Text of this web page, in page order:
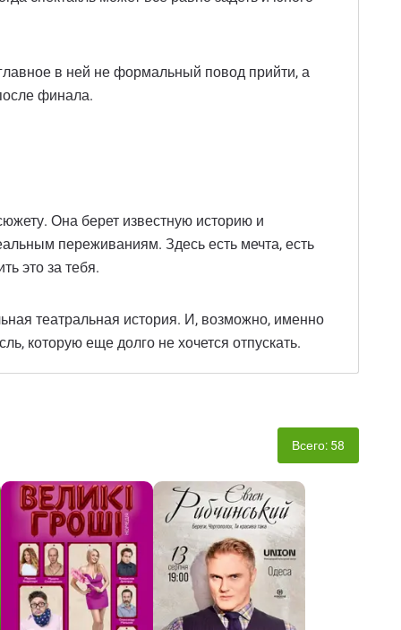
в ней не формальный повод прийти, а
финала.
Она берет известную историю и
переживаниям. Здесь есть мечта, есть
это за тебя.
театральная история. И, возможно, именно
которую еще долго не хочется отпускать.
Всего: 58